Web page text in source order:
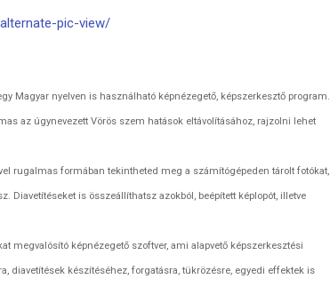
pic-view/
Magyar nyelven is használható képnézegető, képszerkesztő program.
az úgynevezett Vörös szem hatások eltávolításához, rajzolni lehet
rugalmas formában tekintheted meg a számítógépeden tárolt fotókat,
Diavetítéseket is összeállíthatsz azokból, beépített képlopót, illetve
megvalósító képnézegető szoftver, ami alapvető képszerkesztési
diavetítések készítéséhez, forgatásra, tükrözésre, egyedi effektek is